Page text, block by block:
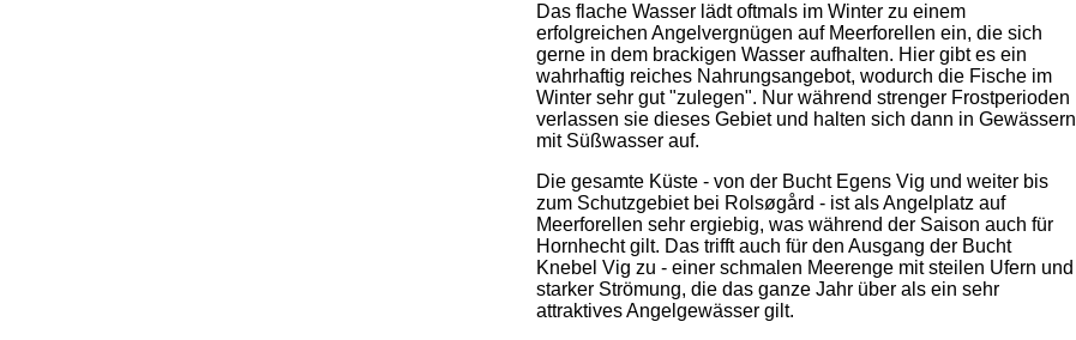
Das flache Wasser lädt oftmals im Winter zu einem
erfolgreichen Angelvergnügen auf Meerforellen ein, die sich
gerne in dem brackigen Wasser aufhalten. Hier gibt es ein
wahrhaftig reiches Nahrungsangebot, wodurch die Fische im
Winter sehr gut "zulegen". Nur während strenger Frostperioden
verlassen sie dieses Gebiet und halten sich dann in Gewässern
mit Süßwasser auf.
Die gesamte Küste - von der Bucht Egens Vig und weiter bis
zum Schutzgebiet bei Rolsøgård - ist als Angelplatz auf
Meerforellen sehr ergiebig, was während der Saison auch für
Hornhecht gilt. Das trifft auch für den Ausgang der Bucht
Knebel Vig zu - einer schmalen Meerenge mit steilen Ufern und
starker Strömung, die das ganze Jahr über als ein sehr
attraktives Angelgewässer gilt.